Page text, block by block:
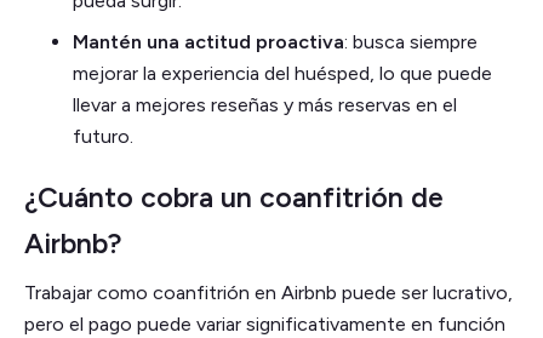
Mantén una actitud proactiva: busca siempre
mejorar la experiencia del huésped, lo que puede
llevar a mejores reseñas y más reservas en el
futuro.
¿Cuánto cobra un coanfitrión de
Airbnb?
Trabajar como coanfitrión en Airbnb puede ser lucrativo,
pero el pago puede variar significativamente en función